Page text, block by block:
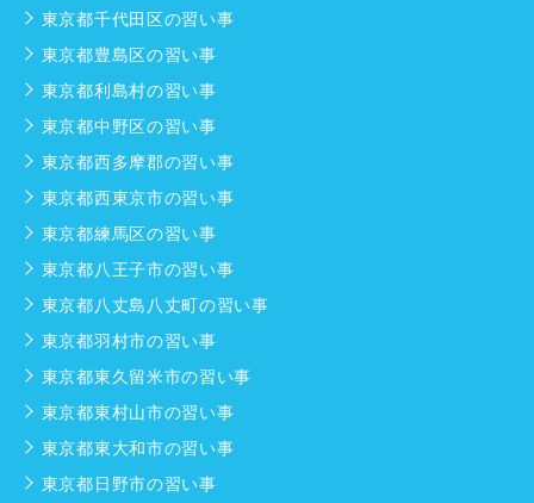
東京都千代田区の習い事
東京都豊島区の習い事
東京都利島村の習い事
東京都中野区の習い事
東京都西多摩郡の習い事
東京都西東京市の習い事
東京都練馬区の習い事
東京都八王子市の習い事
東京都八丈島八丈町の習い事
東京都羽村市の習い事
東京都東久留米市の習い事
東京都東村山市の習い事
東京都東大和市の習い事
東京都日野市の習い事